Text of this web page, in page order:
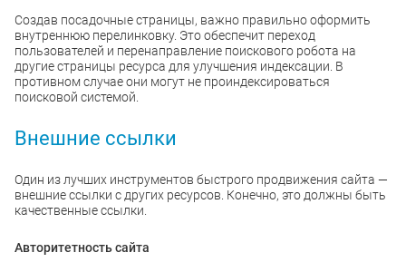
Создав посадочные страницы, важно правильно оформить
внутреннюю перелинковку. Это обеспечит переход
пользователей и перенаправление поискового робота на
другие страницы ресурса для улучшения индексации. В
противном случае они могут не проиндексироваться
поисковой системой.
Внешние ссылки
Один из лучших инструментов быстрого продвижения сайта —
внешние ссылки с других ресурсов. Конечно, это должны быть
качественные ссылки.
Авторитетность сайта